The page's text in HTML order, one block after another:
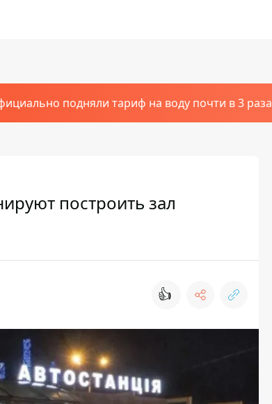
подняли тариф на воду почти в 3 раза
построить зал
👍